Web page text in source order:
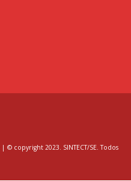
| © copyright 2023. SINTECT/SE. Todos